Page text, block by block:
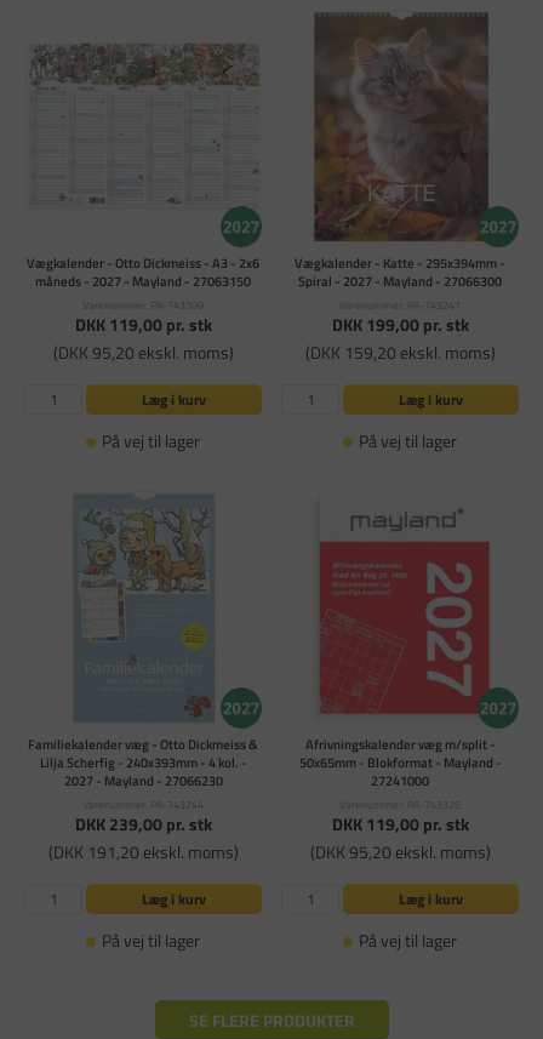
Vægkalender - Otto Dickmeiss - A3 - 2x6
måneds - 2027 - Mayland - 27063150
Varenummer: PA-743309
DKK 119,00pr. stk
(DKK 95,20 ekskl. moms)
Læg i kurv
På vej til lager
Vægkalender - Katte - 295x394mm -
Spiral - 2027 - Mayland - 27066300
Varenummer: PA-743247
DKK 199,00pr. stk
(DKK 159,20 ekskl. moms)
Læg i kurv
På vej til lager
Familiekalender væg - Otto Dickmeiss &
Lilja Scherfig - 240x393mm - 4 kol. -
2027 - Mayland - 27066230
Varenummer: PA-743244
DKK 239,00pr. stk
(DKK 191,20 ekskl. moms)
Læg i kurv
På vej til lager
Afrivningskalender væg m/split -
50x65mm - Blokformat - Mayland -
27241000
Varenummer: PA-743326
DKK 119,00pr. stk
(DKK 95,20 ekskl. moms)
Læg i kurv
På vej til lager
SE FLERE PRODUKTER